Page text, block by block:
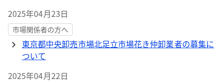
2025年04月23日
市場関係者の方へ
東京都中央卸売市場北足立市場花き仲卸業者の募集に
ついて
2025年04月22日